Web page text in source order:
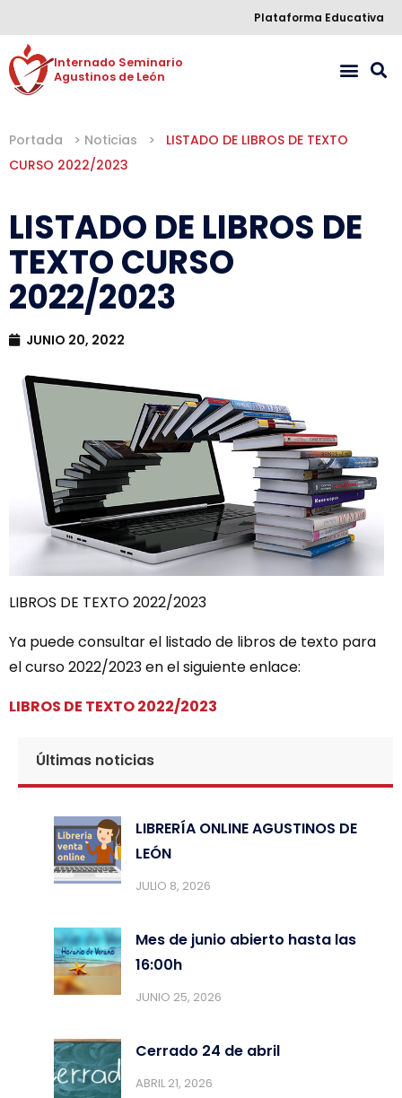
Plataforma Educativa
Internado Seminario
Agustinos de León
Portada > Noticias >
LISTADO DE LIBROS DE TEXTO
CURSO 2022/2023
LISTADO DE LIBROS DE
TEXTO CURSO
2022/2023
JUNIO 20, 2022
LIBROS DE TEXTO 2022/2023
Ya puede consultar el listado de libros de texto para
el curso 2022/2023 en el siguiente enlace:
LIBROS DE TEXTO 2022/2023
Últimas noticias
LIBRERÍA ONLINE AGUSTINOS DE
LEÓN
JULIO 8, 2026
Mes de junio abierto hasta las
16:00h
JUNIO 25, 2026
Cerrado 24 de abril
ABRIL 21, 2026